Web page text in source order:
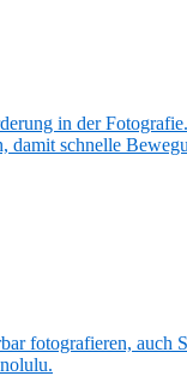
in der
damit schnelle
fotografieren, auch